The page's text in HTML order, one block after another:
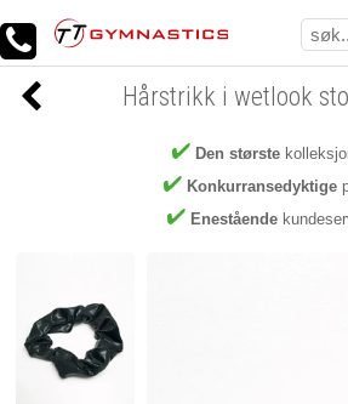
Den største
Konkurransedyktige
Enestående
Hårstrikk i wetlook